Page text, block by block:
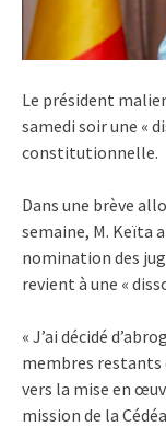
Le président
samedi soir une «
constitutionnelle.
Dans une brève
semaine, M. Keïta
nomination des
revient à une «
« J’ai décidé
membres
vers la mise en
mission de la